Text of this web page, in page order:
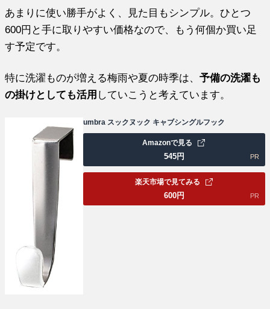
あまりに使い勝手がよく、見た目もシンプル。ひとつ
600円と手に取りやすい価格なので、もう何個か買い足
す予定です。
特に洗濯ものが増える梅雨や夏の時季は、予備の洗濯も
の掛けとしても活用 していこうと考えています。
umbra スックヌック キャブシングルフック
545円
Amazonで見る
PR
600円
楽天市場で見てみる
PR